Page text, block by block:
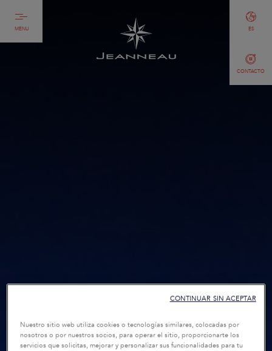
MENU
CONTACTO
ES
Nuestro sitio web utiliza cookies o tecnologías similares, colocadas por
nosotros o por nuestros socios, para operar el sitio, proporcionarte los
servicios que solicitas, mejorar y personalizar sus funcionalidades para tu
CONTINUAR SIN ACEPTAR